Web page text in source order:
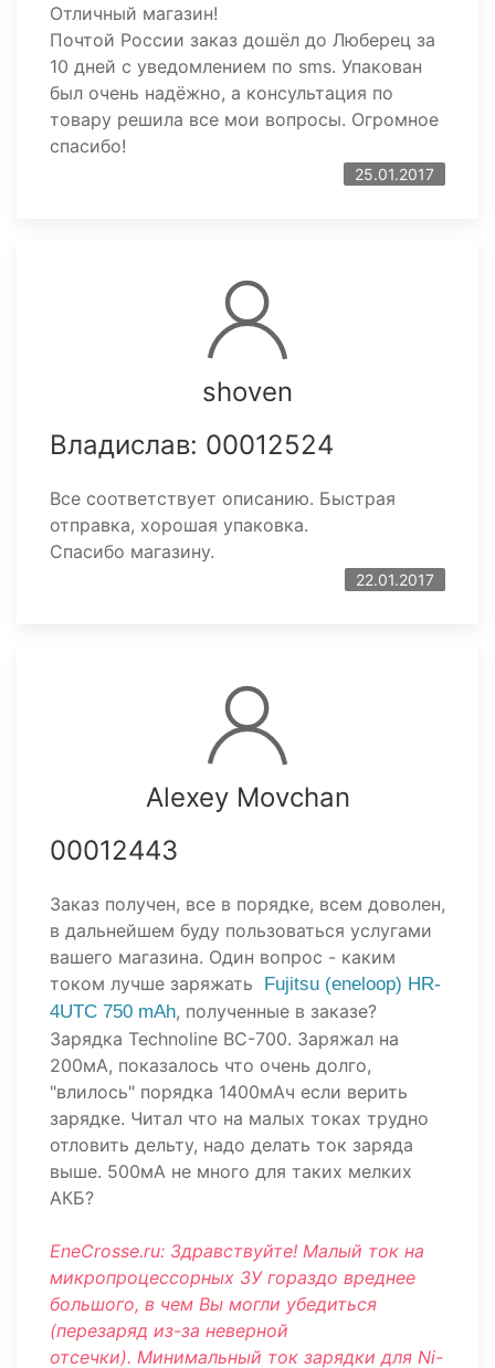
Отличный магазин!
Почтой России заказ дошёл до Люберец за
10 дней с уведомлением по sms. Упакован
был очень надёжно, а консультация по
товару решила все мои вопросы. Огромное
спасибо!
25.01.2017
shoven
Владислав: 00012524
Все соответствует описанию. Быстрая
отправка, хорошая упаковка.
Спасибо магазину.
22.01.2017
Alexey Movchan
00012443
Заказ получен, все в порядке, всем доволен,
в дальнейшем буду пользоваться услугами
вашего магазина. Один вопрос - каким
током лучше заряжать Fujitsu (eneloop) HR-
4UTC 750 mAh, полученные в заказе?
Зарядка Technoline BC-700. Заряжал на
200мА, показалось что очень долго,
"влилось" порядка 1400мАч если верить
зарядке. Читал что на малых токах трудно
отловить дельту, надо делать ток заряда
выше. 500мА не много для таких мелких
АКБ?
EneCrosse.ru: Здравствуйте! Малый ток на
микропроцессорных ЗУ гораздо вреднее
большого, в чем Вы могли убедиться
(перезаряд из-за неверной
отсечки). Минимальный ток зарядки для Ni-